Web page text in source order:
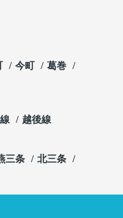
今町
葛巻
越後線
三条
北三条